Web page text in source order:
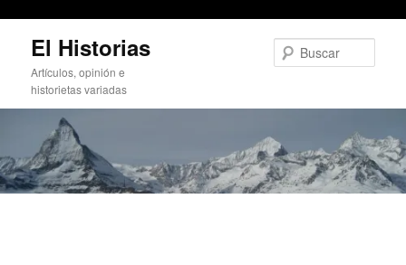
contenido
principal
El Historias
Artículos, opinión e
historietas variadas